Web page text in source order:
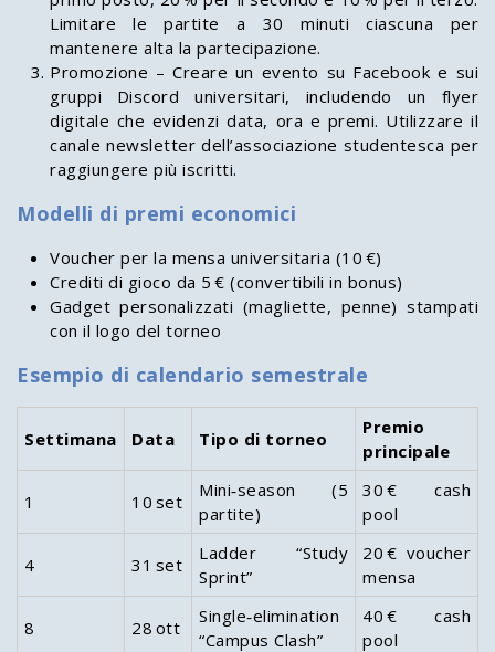
Limitare le partite a 30 minuti ciascuna per
mantenere alta la partecipazione.
Promozione – Creare un evento su Facebook e sui
gruppi Discord universitari, includendo un flyer
digitale che evidenzi data, ora e premi. Utilizzare il
canale newsletter dell’associazione studentesca per
raggiungere più iscritti.
Modelli di premi economici
Voucher per la mensa universitaria (10 €)
Crediti di gioco da 5 € (convertibili in bonus)
Gadget personalizzati (magliette, penne) stampati
con il logo del torneo
Esempio di calendario semestrale
Settimana Data Tipo di torneo
Premio
principale
1 10 set
Mini‑season (5
partite)
30 € cash
pool
4 31 set
Ladder “Study
Sprint”
20 € voucher
mensa
8 28 ott
Single‑elimination
“Campus Clash”
40 € cash
pool